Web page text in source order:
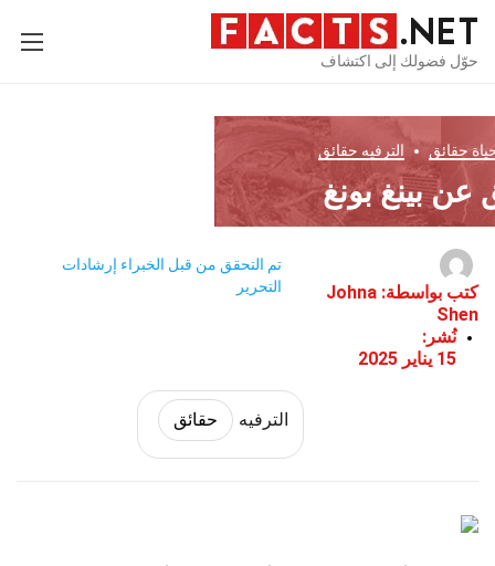
حوّل فضولك إلى اكتشاف
حقائق الترفيه حقائق
كتب بواسطة: Johna
Shen
نُشر:
15 يناير 2025
تم التحقق من قبل الخبراء إرشادات
التحرير
الترفيه حقائق